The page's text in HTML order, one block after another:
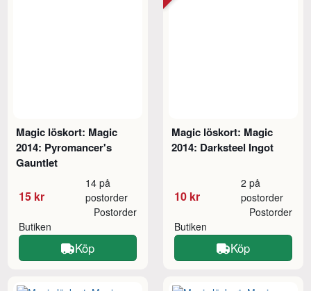
Magic löskort: Magic
2014: Pyromancer's
Gauntlet
15 kr
14 på
postorder
Butiken
Postorder
Köp
Magic löskort: Magic
2014: Darksteel Ingot
10 kr
2 på
postorder
Butiken
Postorder
Köp